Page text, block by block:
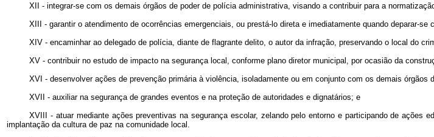
XII - integrar-se com os demais órgãos de poder de polícia administrativa, visando a contribuir para a
XIII - garantir o atendimento de ocorrências emergenciais, ou prestá-lo direta e imediatamente quando deparar-
XIV - encaminhar ao delegado de polícia, diante de flagrante delito, o autor da infração, preservando o local do
XV - contribuir no estudo de impacto na segurança local, conforme plano diretor municipal, por ocasião da
XVI - desenvolver ações de prevenção primária à violência, isoladamente ou em conjunto com os demais
XVII - auxiliar na segurança de grandes eventos e na proteção de autoridades e dignatários; e
XVIII - atuar mediante ações preventivas na segurança escolar, zelando pelo entorno e participando de
implantação da cultura de paz na comunidade local.